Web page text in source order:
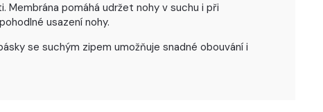
pomáhá udržet nohy v suchu i při
usazení nohy.
se suchým zipem umožňuje snadné obouvání i